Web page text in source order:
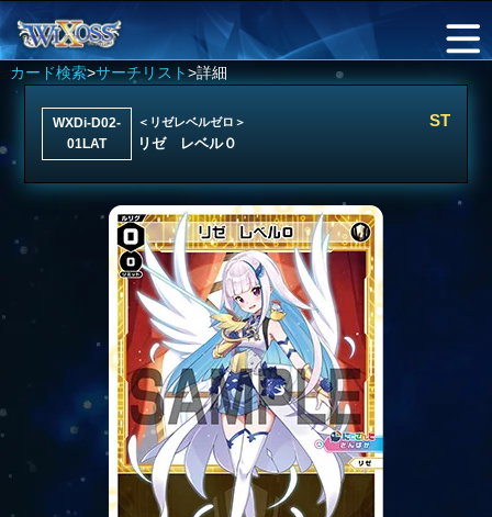
カード検索>サーチリスト>詳細
WXDi-D02-
01LAT
＜リゼレベルゼロ＞
リゼ レベル０
ST